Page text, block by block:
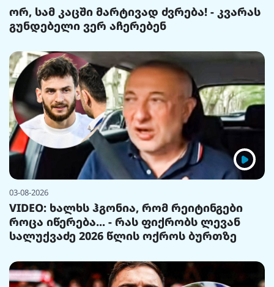
ორ, სამ კაცში მარტივად ძვრება! - კვარას
გუნდებელი ვერ აჩერებენ
03-08-2026
VIDEO: ხალხს ჰგონია, რომ რეიტინგები
როცა იწერება... - რას ფიქრობს ლევან
სალუქვაძე 2026 წლის ოქროს ბურთზე